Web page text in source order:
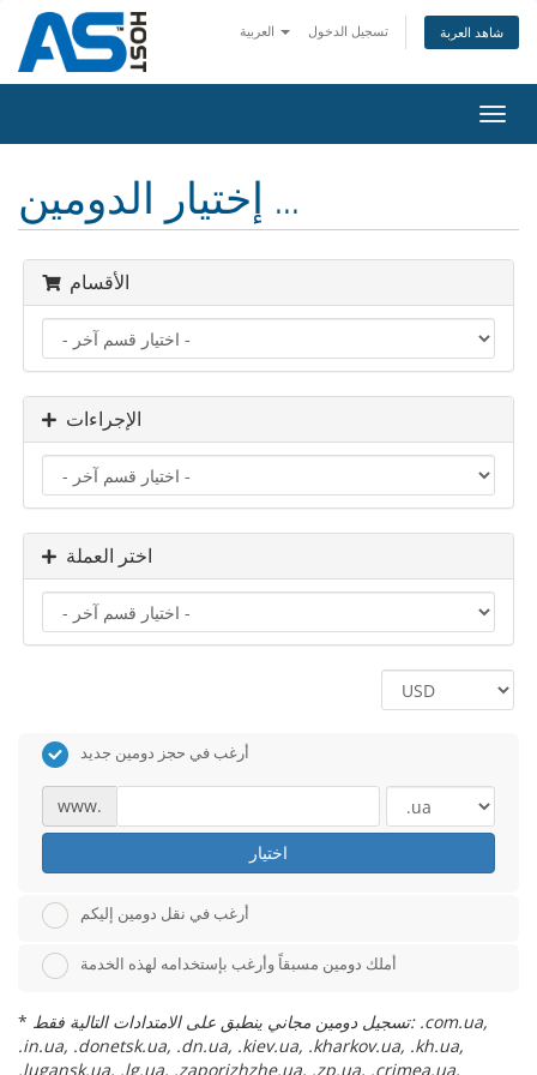
تسجيل الدخول شاهد العربة
إختيار الدومين ...
الأقسام
الإجراءات
اختر العملة
أرغب في حجز دومين جديد
www.
اختيار
أرغب في نقل دومين إليكم
أملك دومين مسبقاً وأرغب بإستخدامه لهذه الخدمة
* تسجيل دومين مجاني ينطبق على الامتدادات التالية فقط: .com.ua,
.in.ua, .donetsk.ua, .dn.ua, .kiev.ua, .kharkov.ua, .kh.ua,
.lugansk.ua, .lg.ua, .zaporizhzhe.ua, .zp.ua, .crimea.ua,